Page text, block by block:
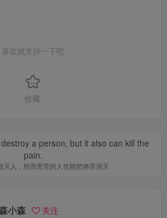
喜欢就支持一下吧
收藏
a person, but it also can kill the
pain.
灭人，然而受苦的人也能把痛苦消灭
小森 关注